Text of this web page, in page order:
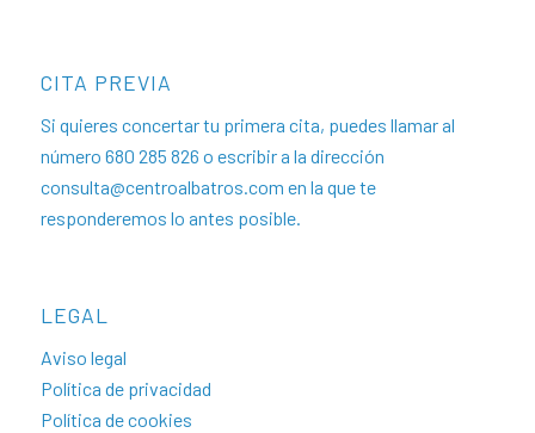
CITA PREVIA
Si quieres concertar tu primera cita, puedes llamar al
número 680 285 826 o escribir a la dirección
consulta@centroalbatros.com en la que te
responderemos lo antes posible.
LEGAL
Aviso legal
Política de privacidad
Política de cookies